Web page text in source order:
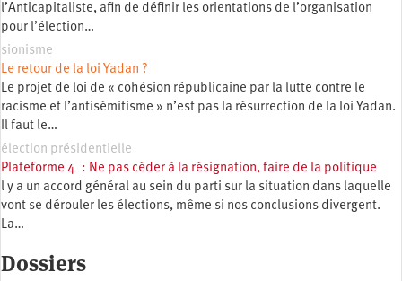
l’Anticapitaliste, afin de définir les orientations de l’organisation
pour l’élection…
sionisme
Le retour de la loi Yadan ?
Le projet de loi de « cohésion républicaine par la lutte contre le
racisme et l’antisémitisme » n’est pas la résurrection de la loi Yadan.
Il faut le…
élection présidentielle
Plateforme 4 : Ne pas céder à la résignation, faire de la politique
l y a un accord général au sein du parti sur la situation dans laquelle
vont se dérouler les élections, même si nos conclusions divergent.
La…
Dossiers